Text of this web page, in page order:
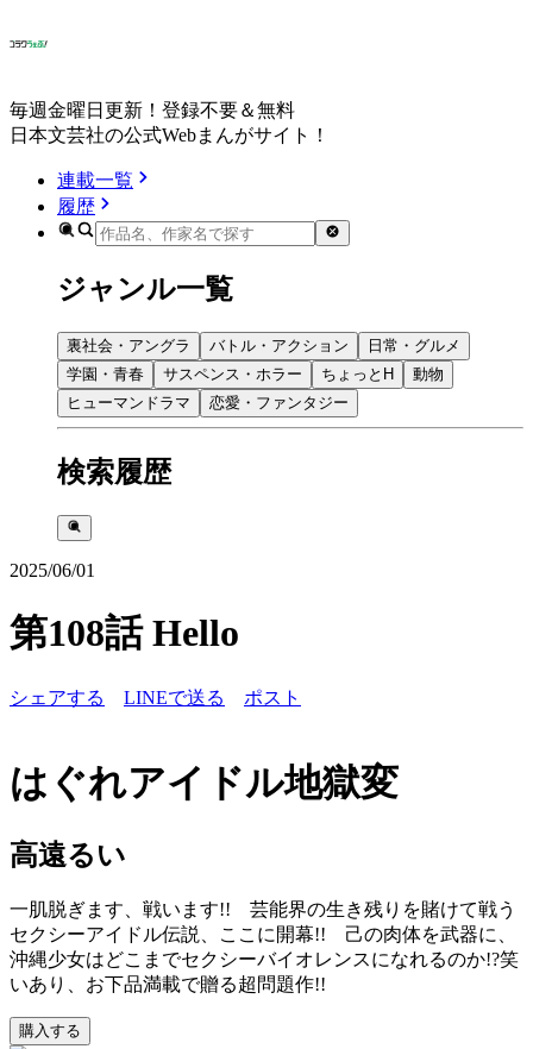
毎週金曜日更新！登録不要＆無料
日本文芸社の公式Webまんがサイト！
連載一覧
履歴
ジャンル一覧
裏社会・アングラ バトル・アクション
日常・グルメ
学園・青春
サスペンス・ホラー ちょっとH
動物
ヒューマンドラマ
恋愛・ファンタジー
検索履歴
2025/06/01
第108話 Hello
シェアする LINEで送る ポスト
はぐれアイドル地獄変
高遠るい
一肌脱ぎます、戦います!! 芸能界の生き残りを賭けて戦う
セクシーアイドル伝説、ここに開幕!! 己の肉体を武器に、
沖縄少女はどこまでセクシーバイオレンスになれるのか!?笑
いあり、お下品満載で贈る超問題作!!
購入する